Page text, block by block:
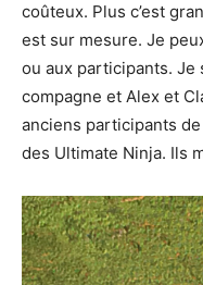
coûteux. Plus c’est
est sur mesure. Je
ou aux participants. Je
compagne et Alex et
anciens participants
des Ultimate Ninja. Ils